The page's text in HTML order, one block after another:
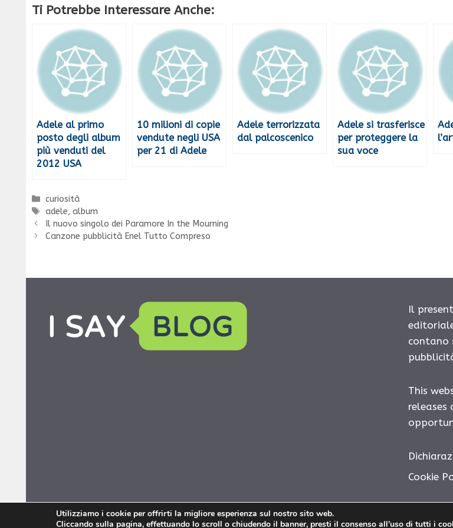
Ti Potrebbe Interessare Anche:
Adele al primo
posto degli album
più venduti del
2012 USA
10 milioni di copie
vendute negli USA
per 21 di Adele
Adele terrorizzata
dal palcoscenico
Adele si trasferisce
per proteggere la
sua voce
Categorie
curiosità
Tag
adele,album
Il nuovo singolo dei Paramore In the Mourning
Canzone pubblicità Enel Tutto Compreso
Il
contano
This
releases
Cookie
Utilizziamo i cookie per offrirti la migliore esperienza sul nostro sito web.
Cliccando sulla pagina, effettuando lo scroll o chiudendo il banner, presti il consenso all’uso di tutti i